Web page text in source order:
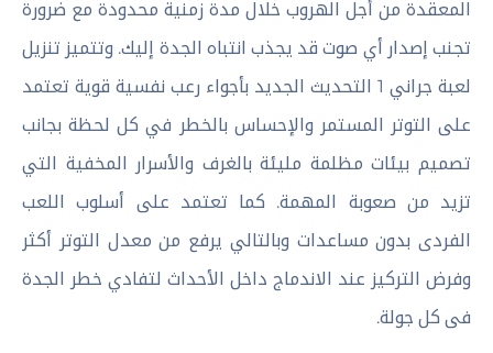
المعقدة من أجل الهروب خلال مدة زمنية محدودة مع ضرورة
تجنب إصدار أي صوت قد يجذب انتباه الجدة إليك. وتتميز تنزيل
لعبة جراني 1 التحديث الجديد بأجواء رعب نفسية قوية تعتمد
على التوتر المستمر والإحساس بالخطر في كل لحظة بجانب
تصميم بيئات مظلمة مليئة بالغرف والأسرار المخفية التي
تزيد من صعوبة المهمة. كما تعتمد على أسلوب اللعب
الفردى بدون مساعدات وبالتالي يرفع من معدل التوتر أكثر
وفرض التركيز عند الاندماج داخل الأحداث لتفادي خطر الجدة
فى كل جولة.